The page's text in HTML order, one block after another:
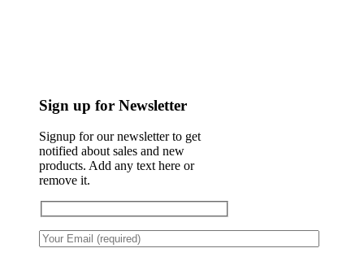
Sign up for Newsletter
Signup for our newsletter to get
notified about sales and new
products. Add any text here or
remove it.